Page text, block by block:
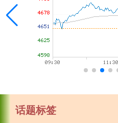
话题标签